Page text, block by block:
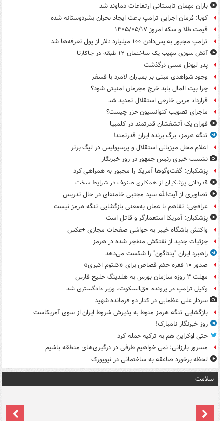
باران مهمان تابستانی ارتفاعات دماوند شد
کوبا: فرمان اجرایی ترامپ باعث ایجاد بحران بشردوستانه شده
قیمت طلا و سکه امروز ۱۴۰۵/۰۵/۱۷
ترامپ مجبور به پس‌دادن ۱۰۰ میلیارد دلار از پول تعرفه‌ها شد
آتش سوزی مهیب یک ساختمان ۱۲ طبقه در جاکارتا
پدر لیونل مسی درگذشت
وجود شواهدی مبنی بر بمباران لامرد با فسفر
چرا بیت المال باید خرج مجرمان امنیتی شود؟
قرارداد مربی خارجی استقلال تمدید شد
ماجرای تصویب کنوانسیون خزر چیست؟
فوران یک آتشفشان قدرتمند در کلمبیا
تنگه هرمز، برگ برنده ایران قدرتمند!
اعلام محل میزبانی استقلال و پرسپولیس در لیگ برتر
نشست خبری رئیس جمهور در روز خبرنگار
پزشکیان: گفت‌وگوها آمریکا را مجبور به همراهی کرد
قدردانی پزشکیان از همکاری صنوف در شرایط سخت
تصاویری از آیت‌الله سید مجتبی خامنه‌ای در حال تدریس
عراقچی: تفاهم با عمان به‌معنی بازگشایی تنگه هرمز نیست
پزشکیان: آمریکا استعمارگر و قاتل است
واکنش باشگاه خیبر به حواشی صفحات مجازی +عکس
جزئیات جدید از نفتکش منفجر شده در هرمز
راهبرد ایران "پنتاگون" را شکست می‌دهد
صدور ۱۰ فقره حکم قصاص برای «کلثوم اکبری»
مهلت ۳ روزه سازمان بورس به هلدینگ خلیج فارس
وکیل ترامپ در پرونده حق‌السکوت، وزیر دادگستری شد
سردار علی عظمایی در کنار دو فرمانده شهید
بازگشایی تنگه هرمز منوط به پذیرش شروط ایران از سوی آمریکاست
روز خبرنگار نامبارک!
حتی اوکراین هم به ترکیه حمله کرد
مسرور بارزانی: نمی خواهیم طرفی در درگیری‌های منطقه باشیم
لحظه برخورد صاعقه به ساختمانی در نیویورک
سلامت